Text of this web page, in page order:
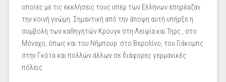
οποίες με τις εκκλήσεις τους υπέρ των Ελλήνων επηρέαζαν
την κοινή γνώμη. Σημαντική από την άποψη αυτή υπήρξε η
συμβολή των καθηγητών Κρουγκ στη Λειψία και Τηρς , στο
Μόναχο, όπως και του Νήμπουρ στο Βερολίνο, του Γιάκομπς
στην Γκότα και πολλών άλλων σε διάφορες γερμανικές
πόλεις.